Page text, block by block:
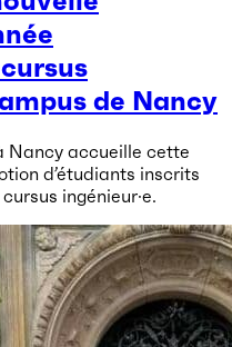
de Nancy
Nancy accueille cette
d’étudiants inscrits
ingénieur·e.